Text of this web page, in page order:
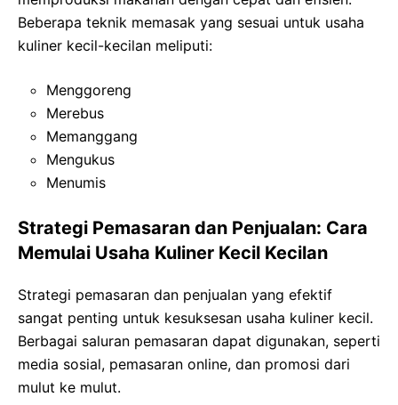
Beberapa teknik memasak yang sesuai untuk usaha
kuliner kecil-kecilan meliputi:
Menggoreng
Merebus
Memanggang
Mengukus
Menumis
Strategi Pemasaran dan Penjualan: Cara
Memulai Usaha Kuliner Kecil Kecilan
Strategi pemasaran dan penjualan yang efektif
sangat penting untuk kesuksesan usaha kuliner kecil.
Berbagai saluran pemasaran dapat digunakan, seperti
media sosial, pemasaran online, dan promosi dari
mulut ke mulut.